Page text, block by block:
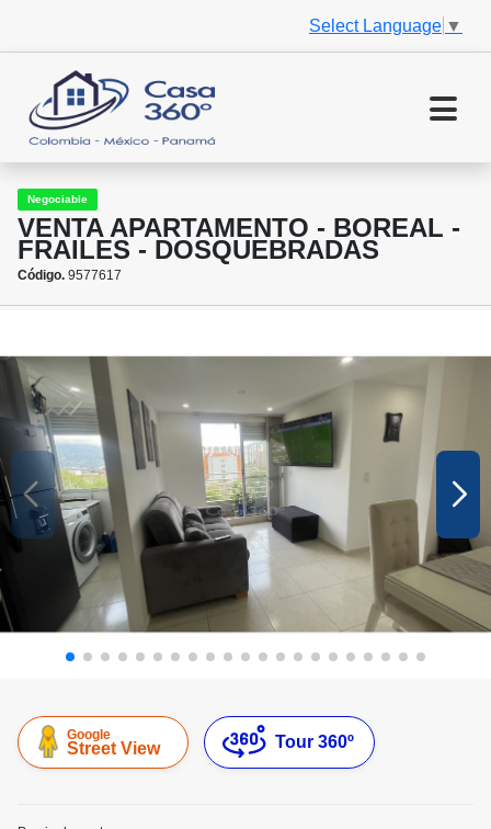
Select Language ▼
Negociable
VENTA APARTAMENTO - BOREAL -
FRAILES - DOSQUEBRADAS
Código. 9577617
Google
Street View Tour 360º